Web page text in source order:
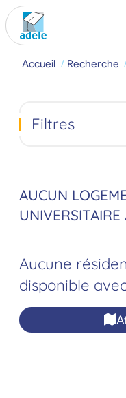
Accueil Recherche
AUCUN
Aucune
disponible
Filtres